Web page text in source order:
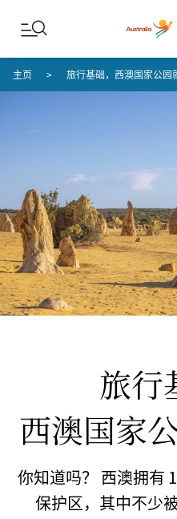
Skip to content
Skip to footer navigation
主页 旅行基础，西澳国家公园
旅行
西澳国家
你知道吗？ 西澳拥有
保护区，其中不少